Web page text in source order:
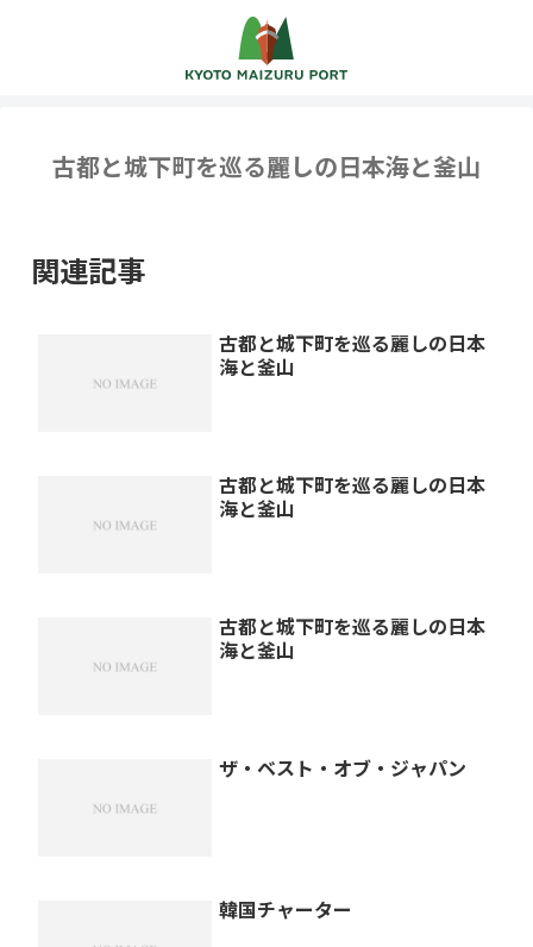
古都と城下町を巡る麗しの日本海と釜山
関連記事
古都と城下町を巡る麗しの日本
海と釜山
古都と城下町を巡る麗しの日本
海と釜山
古都と城下町を巡る麗しの日本
海と釜山
ザ・ベスト・オブ・ジャパン
韓国チャーター